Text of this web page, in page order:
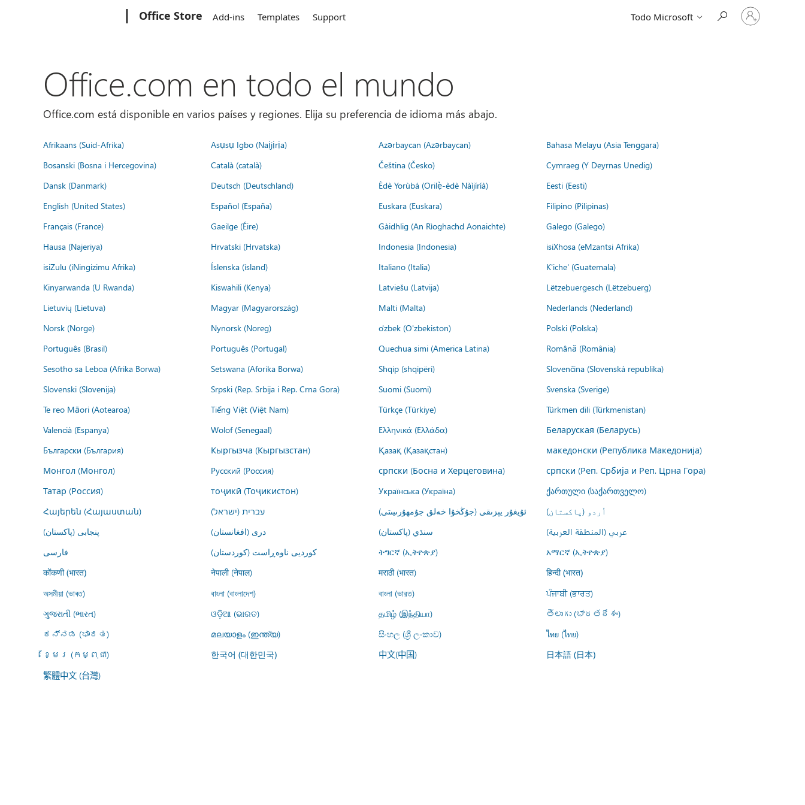
Office Store Add-ins Templates Support Todo Microsoft
Iniciar
sesión
Office.com en todo el mundo
Office.com está disponible en varios países y regiones. Elija su preferencia de idioma más abajo.
Afrikaans (Suid-Afrika) Asụsụ Igbo (Naịjịrịa) Azərbaycan (Azərbaycan)
Bahasa Melayu (Asia Tenggara)
Bosanski (Bosna i Hercegovina)
Català (català) Čeština (Česko)
Cymraeg (Y Deyrnas Unedig)
Dansk (Danmark)
Deutsch (Deutschland) Èdè Yorùbá (Orilẹ̀-èdè Nàìjíríà)
Eesti (Eesti)
English (United States)
Español (España) Euskara (Euskara)
Filipino (Pilipinas)
Français (France)
Gaeilge (Éire) Gàidhlig (An Rìoghachd Aonaichte)
Galego (Galego)
Hausa (Najeriya)
Hrvatski (Hrvatska) Indonesia (Indonesia)
isiXhosa (eMzantsi Afrika)
isiZulu (iNingizimu Afrika)
Íslenska (ísland) Italiano (Italia)
K'iche' (Guatemala)
Kinyarwanda (U Rwanda)
Kiswahili (Kenya) Latviešu (Latvija)
Lëtzebuergesch (Lëtzebuerg)
Lietuvių (Lietuva)
Magyar (Magyarország) Malti (Malta)
Nederlands (Nederland)
Norsk (Norge)
Nynorsk (Noreg) o'zbek (O'zbekiston)
Polski (Polska)
Português (Brasil)
Português (Portugal) Quechua simi (America Latina)
Română (România)
Sesotho sa Leboa (Afrika Borwa)
Setswana (Aforika Borwa) Shqip (shqipëri)
Slovenčina (Slovenská republika)
Slovenski (Slovenija)
Srpski (Rep. Srbija i Rep. Crna Gora) Suomi (Suomi)
Svenska (Sverige)
Te reo Māori (Aotearoa)
Tiếng Việt (Việt Nam) Türkçe (Türkiye)
Türkmen dili (Türkmenistan)
Valencià (Espanya)
Wolof (Senegaal) Ελληνικά (Ελλάδα)
Беларуская (Беларусь)
Български (България)
Кыргызча (Кыргызстан) Қазақ (Қазақстан)
македонски (Република Македонија)
Монгол (Монгол)
Русский (Россия) српски (Босна и Херцеговина)
српски (Реп. Србија и Реп. Црна Гора)
Татар (Россия)
тоҷикӣ (Тоҷикистон) Українська (Україна)
ქართული (საქართველო)
Հայերեն (Հայաստան)
עברית (ישראל) ئۇيغۇر يېزىقى (جۇڭخۇا خەلق جۇمھۇرىيىتى)
اُردو (پاکستان)
پنجابی (پاکستان)
درى (افغانستان) سنڌي (پاکستان)
عربي (المنطقة العربية)
فارسى
کوردیی ناوەڕاست (کوردستان) ትግርኛ (ኢትዮጵያ) አማርኛ (ኢትዮጵያ)
कोंकणी (भारत) नेपाली (नेपाल) मराठी (भारत) हिन्दी (भारत)
অসমীয়া (ভাৰত) বাংলা (বাংলাদেশ) বাংলা (ভারত)
ਪੰਜਾਬੀ (ਭਾਰਤ)
ગુજરાતી (ભારત)
ଓଡ଼ିଆ (ଭାରତ) தமிழ் (இந்தியா)
తెలుగు (భారతదేశం)
ಕನ್ನಡ (ಭಾರತ)
മലയാളം (ഇന്ത്യ) සිංහල (ශ්‍රී ලංකාව)
ไทย (ไทย)
ខ្មែរ (កម្ពុជា)
한국어 (대한민국) 中文(中国) 日本語 (日本)
繁體中文 (台灣)